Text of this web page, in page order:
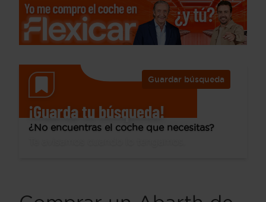
Guardar búsqueda
¡Guarda tu búsqueda!
¿No encuentras el coche que necesitas?